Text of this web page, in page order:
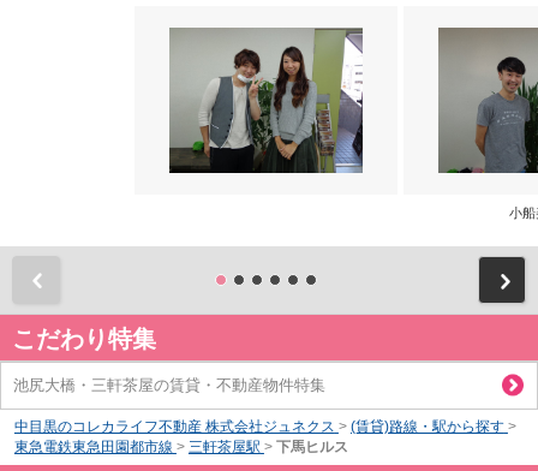
小船
こだわり特集
池尻大橋・三軒茶屋の賃貸・不動産物件特集
中目黒のコレカライフ不動産 株式会社ジュネクス > (賃貸)路線・駅から探す >
東急電鉄東急田園都市線 > 三軒茶屋駅 > 下馬ヒルス